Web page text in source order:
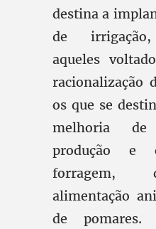
destina a
de irrigação,
aqueles
racionalização
os que se
melhoria
produção e
forragem,
alimentação
de